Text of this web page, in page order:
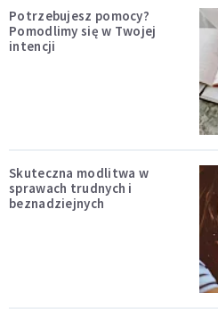
Potrzebujesz pomocy?
Pomodlimy się w Twojej
intencji
Skuteczna modlitwa w
sprawach trudnych i
beznadziejnych